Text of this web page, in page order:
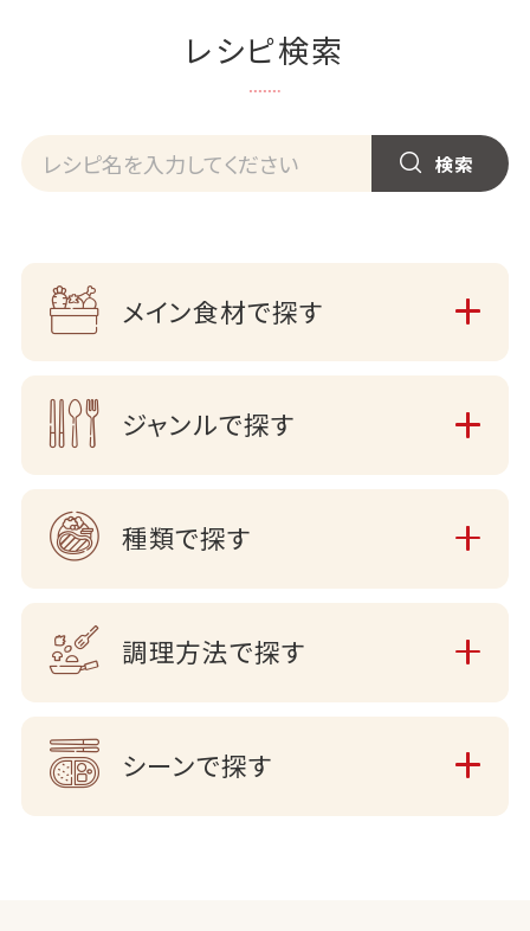
レシピ検索
メイン食材で探す
ジャンルで探す
種類で探す
調理方法で探す
シーンで探す